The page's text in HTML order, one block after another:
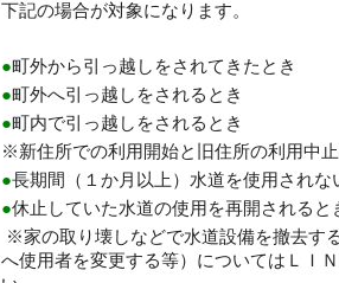
下記の場合が対象になります。
●町外から引っ越しをされてきたとき
●町外へ引っ越しをされるとき
●町内で引っ越しをされるとき
※新住所での利用開始と旧住所の利用中
●長期間（１か月以上）水道を使用されな
●休止していた水道の使用を再開されると
※家の取り壊しなどで水道設備を撤去す
へ使用者を変更する等）についてはＬＩ